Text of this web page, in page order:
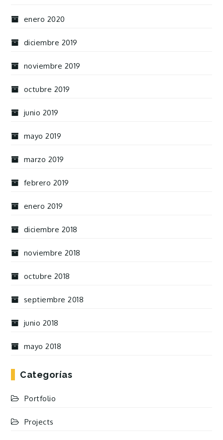
enero 2020
diciembre 2019
noviembre 2019
octubre 2019
junio 2019
mayo 2019
marzo 2019
febrero 2019
enero 2019
diciembre 2018
noviembre 2018
octubre 2018
septiembre 2018
junio 2018
mayo 2018
Categorías
Portfolio
Projects